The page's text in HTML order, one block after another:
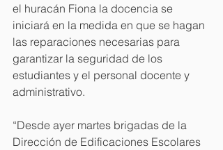
el huracán Fiona la docencia se
iniciará en la medida en que se hagan
las reparaciones necesarias para
garantizar la seguridad de los
estudiantes y el personal docente y
administrativo.
“Desde ayer martes brigadas de la
Dirección de Edificaciones Escolares